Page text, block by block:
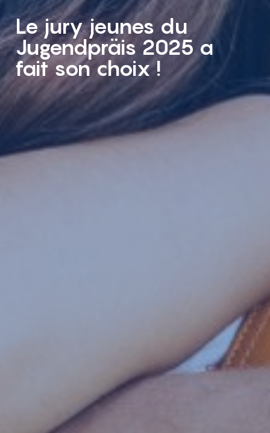
Le jury jeunes du
Jugendpräis 2025 a
fait son choix !